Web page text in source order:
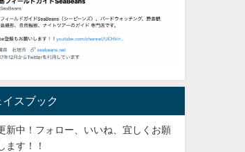
イスブック
新中！フォロー、いいね、宜しくお願
ます！！